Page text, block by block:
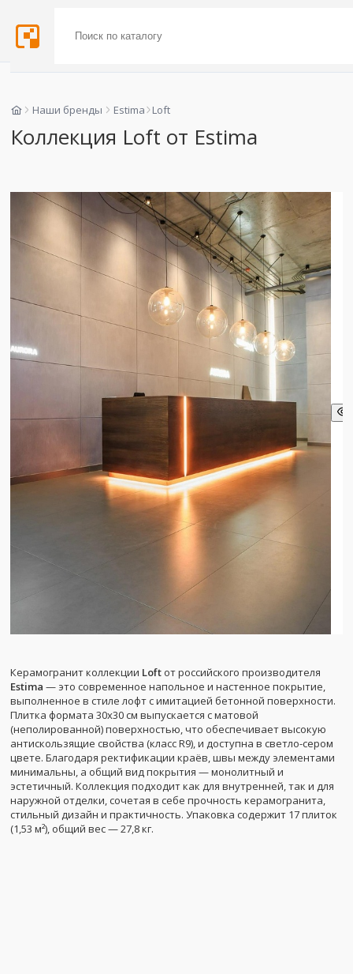
Наши бренды Estima Loft
Коллекция Loft от Estima
Керамогранит коллекции Loft от российского производителя
Estima — это современное напольное и настенное покрытие,
выполненное в стиле лофт с имитацией бетонной поверхности.
Плитка формата 30x30 см выпускается с матовой
(неполированной) поверхностью, что обеспечивает высокую
антискользящие свойства (класс R9), и доступна в светло-сером
цвете. Благодаря ректификации краёв, швы между элементами
минимальны, а общий вид покрытия — монолитный и
эстетичный. Коллекция подходит как для внутренней, так и для
наружной отделки, сочетая в себе прочность керамогранита,
стильный дизайн и практичность. Упаковка содержит 17 плиток
(1,53 м²), общий вес — 27,8 кг.